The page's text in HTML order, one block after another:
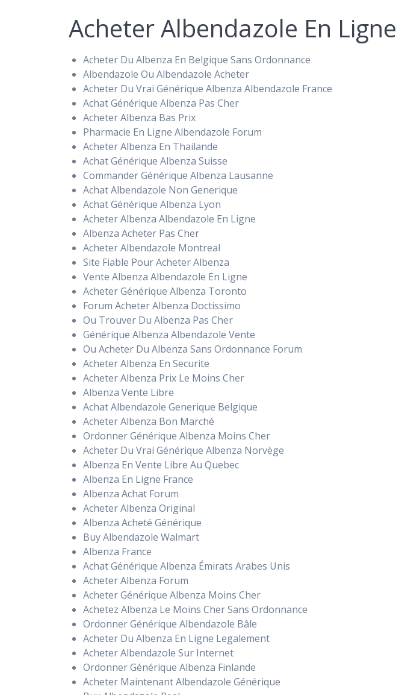
Acheter Albendazole En Ligne
Acheter Du Albenza En Belgique Sans Ordonnance
Albendazole Ou Albendazole Acheter
Acheter Du Vrai Générique Albenza Albendazole France
Achat Générique Albenza Pas Cher
Acheter Albenza Bas Prix
Pharmacie En Ligne Albendazole Forum
Acheter Albenza En Thailande
Achat Générique Albenza Suisse
Commander Générique Albenza Lausanne
Achat Albendazole Non Generique
Achat Générique Albenza Lyon
Acheter Albenza Albendazole En Ligne
Albenza Acheter Pas Cher
Acheter Albendazole Montreal
Site Fiable Pour Acheter Albenza
Vente Albenza Albendazole En Ligne
Acheter Générique Albenza Toronto
Forum Acheter Albenza Doctissimo
Ou Trouver Du Albenza Pas Cher
Générique Albenza Albendazole Vente
Ou Acheter Du Albenza Sans Ordonnance Forum
Acheter Albenza En Securite
Acheter Albenza Prix Le Moins Cher
Albenza Vente Libre
Achat Albendazole Generique Belgique
Acheter Albenza Bon Marché
Ordonner Générique Albenza Moins Cher
Acheter Du Vrai Générique Albenza Norvège
Albenza En Vente Libre Au Quebec
Albenza En Ligne France
Albenza Achat Forum
Acheter Albenza Original
Albenza Acheté Générique
Buy Albendazole Walmart
Albenza France
Achat Générique Albenza Émirats Arabes Unis
Acheter Albenza Forum
Acheter Générique Albenza Moins Cher
Achetez Albenza Le Moins Cher Sans Ordonnance
Ordonner Générique Albendazole Bâle
Acheter Du Albenza En Ligne Legalement
Acheter Albendazole Sur Internet
Ordonner Générique Albenza Finlande
Acheter Maintenant Albendazole Générique